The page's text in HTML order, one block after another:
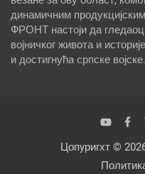
динамичним
ФРОНТ настоји да
војничког живота и
и достигнућа српске војске.
Цопyригхт ©